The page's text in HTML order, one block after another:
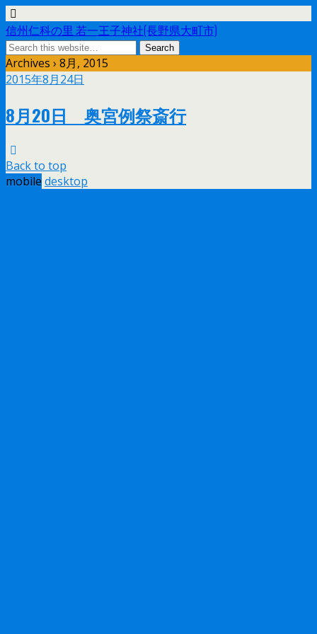
信州仁科の里 若一王子神社(長野県大町市)
Archives › 8月, 2015
2015年8月24日
8月20日 奥宮例祭斎行
Back to top
mobile desktop